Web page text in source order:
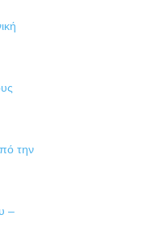
την
–